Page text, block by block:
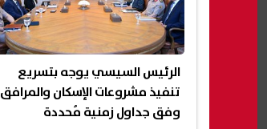
الرئيس السيسي يوجه بتسريع
تنفيذ مشروعات الإسكان والمرافق
وفق جداول زمنية مُحددة